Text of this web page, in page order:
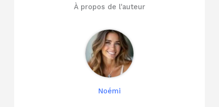
À propos de l'auteur
Noémi